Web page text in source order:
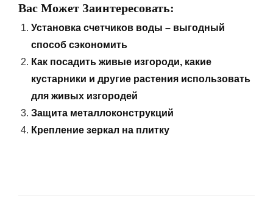
Вас Может Заинтересовать:
Установка счетчиков воды – выгодный
способ сэкономить
Как посадить живые изгороди, какие
кустарники и другие растения использовать
для живых изгородей
Защита металлоконструкций
Крепление зеркал на плитку